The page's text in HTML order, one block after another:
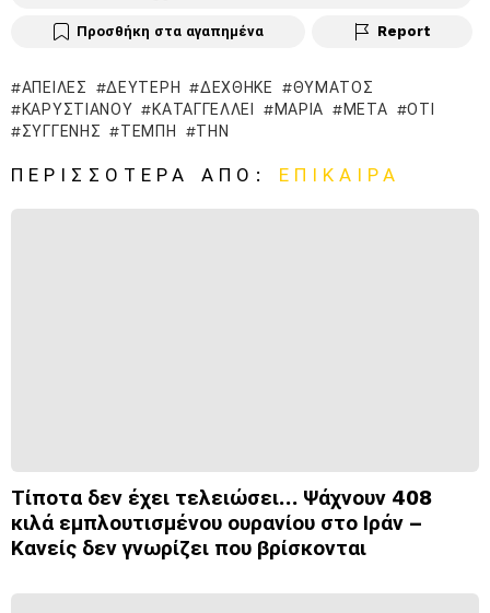
Προσθήκη στα αγαπημένα Report
ΑΠΕΙΛΈΣ ΔΕΎΤΕΡΗ ΔΈΧΘΗΚΕ
ΘΎΜΑΤΟΣ
ΚΑΡΥΣΤΙΑΝΟΎ
ΚΑΤΑΓΓΈΛΛΕΙ ΜΑΡΊΑ ΜΕΤΆ
ΌΤΙ
ΣΥΓΓΕΝΉΣ
ΤΈΜΠΗ ΤΗΝ
ΠΕΡΙΣΣΌΤΕΡΑ ΑΠΌ: ΕΠΊΚΑΙΡΑ
Τίποτα δεν έχει τελειώσει… Ψάχνουν 408
κιλά εμπλουτισμένου ουρανίου στο Ιράν –
Κανείς δεν γνωρίζει που βρίσκονται